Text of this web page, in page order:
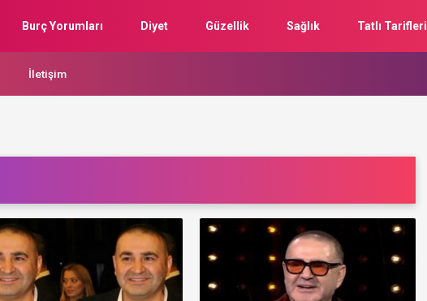
Burç Yorumları Diyet Güzellik Sağlık Tatlı Tarifleri
İletişim